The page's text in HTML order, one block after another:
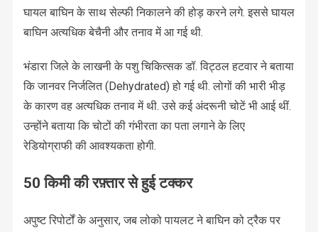
घायल बाघिन के साथ सेल्फी निकालने की होड़ करने लगे. इससे घायल
बाघिन अत्यधिक बेचैनी और तनाव में आ गई थी.
भंडारा जिले के लाखनी के पशु चिकित्सक डॉ. विट्ठल हटवार ने बताया
कि जानवर निर्जलित (Dehydrated) हो गई थी. लोगों की भारी भीड़
के कारण वह अत्यधिक तनाव में थी. उसे कई अंदरूनी चोटें भी आई थीं.
उन्होंने बताया कि चोटों की गंभीरता का पता लगाने के लिए
रेडियोग्राफी की आवश्यकता होगी.
50 किमी की रफ़्तार से हुई टक्कर
अपुष्ट रिपोर्टों के अनुसार, जब लोको पायलट ने बाघिन को ट्रैक पर